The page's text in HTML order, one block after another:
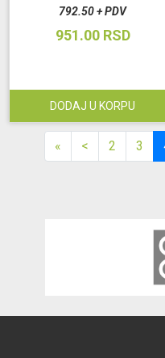
792.50 + PDV
951.00 RSD
DODAJ U KORPU
« < 2 3